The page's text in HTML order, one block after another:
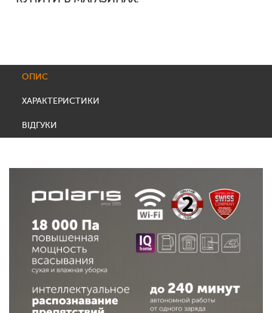
ОПИС
ХАРАКТЕРИСТИКИ
ВІДГУКИ